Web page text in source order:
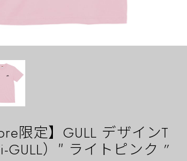
限定】GULL デザインT
GULL）″ ライトピンク ”